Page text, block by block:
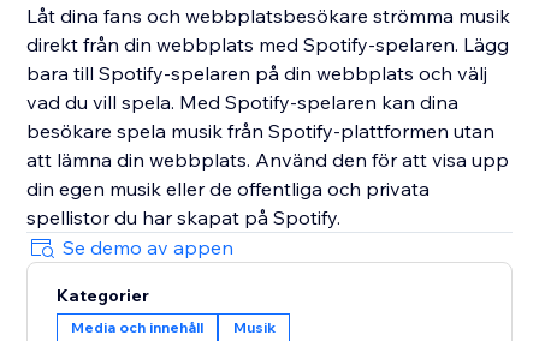
Låt dina fans och webbplatsbesökare strömma musik
direkt från din webbplats med Spotify-spelaren. Lägg
bara till Spotify-spelaren på din webbplats och välj
vad du vill spela. Med Spotify-spelaren kan dina
besökare spela musik från Spotify-plattformen utan
att lämna din webbplats. Använd den för att visa upp
din egen musik eller de offentliga och privata
spellistor du har skapat på Spotify.
Se demo av appen
Kategorier
Media och innehåll Musik